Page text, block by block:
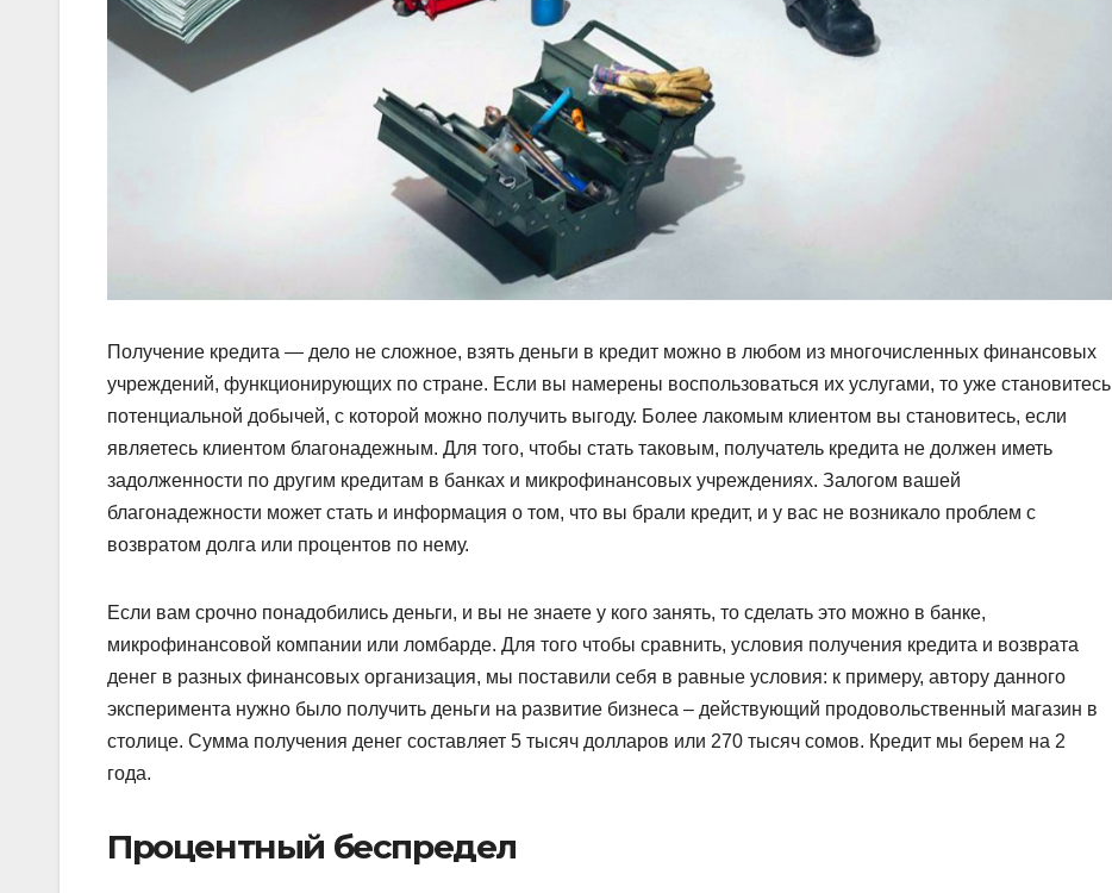
Получение кредита — дело не сложное, взять деньги в кредит можно в любом из многочисленных финансовых
учреждений, функционирующих по стране. Если вы намерены воспользоваться их услугами, то уже становитесь
потенциальной добычей, с которой можно получить выгоду. Более лакомым клиентом вы становитесь, если
являетесь клиентом благонадежным. Для того, чтобы стать таковым, получатель кредита не должен иметь
задолженности по другим кредитам в банках и микрофинансовых учреждениях. Залогом вашей
благонадежности может стать и информация о том, что вы брали кредит, и у вас не возникало проблем с
возвратом долга или процентов по нему.
Если вам срочно понадобились деньги, и вы не знаете у кого занять, то сделать это можно в банке,
микрофинансовой компании или ломбарде. Для того чтобы сравнить, условия получения кредита и возврата
денег в разных финансовых организация, мы поставили себя в равные условия: к примеру, автору данного
эксперимента нужно было получить деньги на развитие бизнеса – действующий продовольственный магазин в
столице. Сумма получения денег составляет 5 тысяч долларов или 270 тысяч сомов. Кредит мы берем на 2
года.
Процентный беспредел